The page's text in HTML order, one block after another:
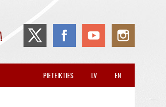
EN
LV
PIETEIKTIES